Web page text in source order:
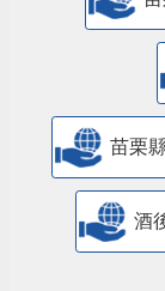
苗栗
酒